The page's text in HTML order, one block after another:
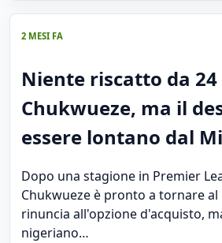
2 MESI FA
Niente riscatto da
Chukwueze, ma il
essere lontano dal
Dopo una stagione in Premier
Chukwueze è pronto a tornare al
rinuncia all'opzione d'acquisto,
nigeriano…